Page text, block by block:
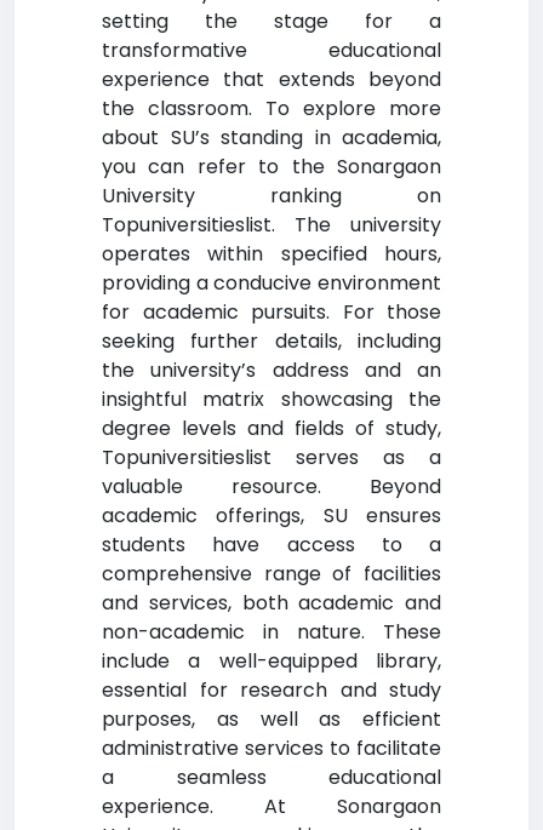
setting the stage for a
transformative educational
experience that extends beyond
the classroom. To explore more
about SU’s standing in academia,
you can refer to the Sonargaon
University ranking on
Topuniversitieslist. The university
operates within specified hours,
providing a conducive environment
for academic pursuits. For those
seeking further details, including
the university’s address and an
insightful matrix showcasing the
degree levels and fields of study,
Topuniversitieslist serves as a
valuable resource. Beyond
academic offerings, SU ensures
students have access to a
comprehensive range of facilities
and services, both academic and
non-academic in nature. These
include a well-equipped library,
essential for research and study
purposes, as well as efficient
administrative services to facilitate
a seamless educational
experience. At Sonargaon